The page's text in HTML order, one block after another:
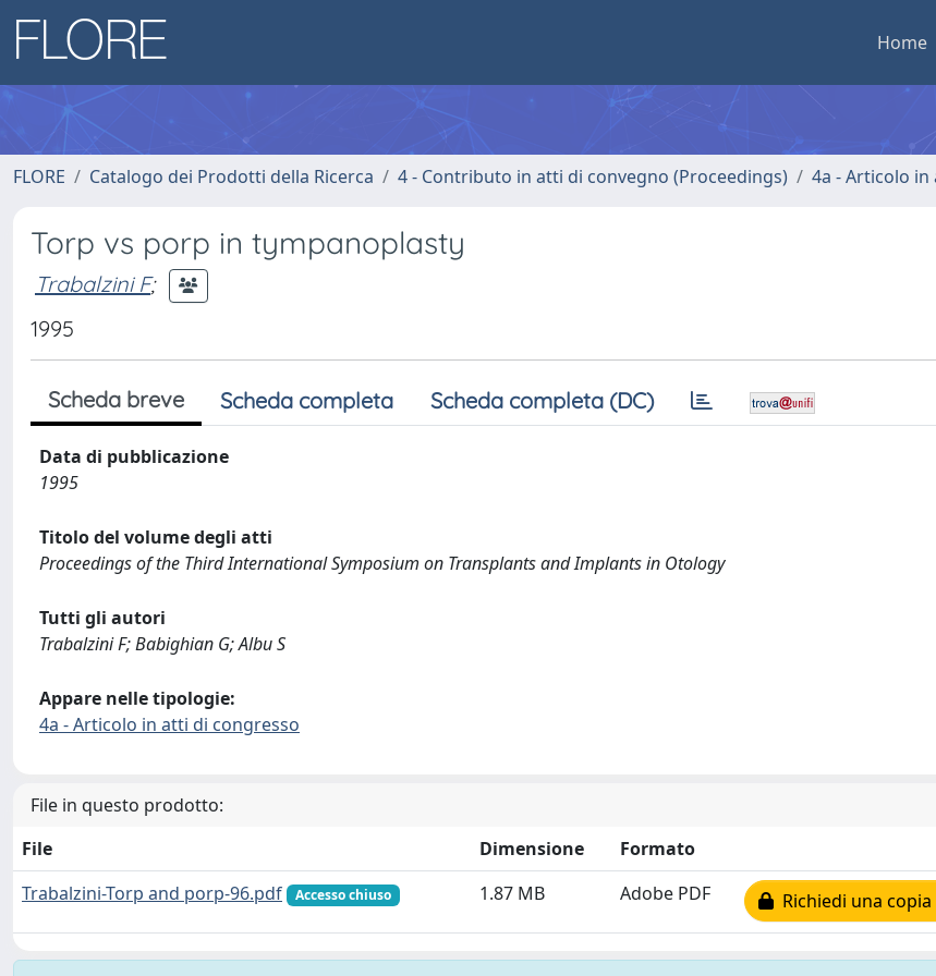
Home
FLORE Catalogo dei Prodotti della Ricerca 4 - Contributo in atti di convegno (Proceedings) 4a - Articolo
Torp vs porp in tympanoplasty
Trabalzini F;
1995
Scheda breve Scheda completa Scheda completa (DC)
Data di pubblicazione
1995
Titolo del volume degli atti
Proceedings of the Third International Symposium on Transplants and Implants in Otology
Tutti gli autori
Trabalzini F; Babighian G; Albu S
Appare nelle tipologie:
4a - Articolo in atti di congresso
File in questo prodotto:
File
Dimensione
Formato
Trabalzini-Torp and porp-96.pdf
Accesso chiuso 1.87 MB Adobe PDF Richiedi una